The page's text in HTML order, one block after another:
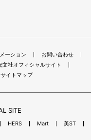
ーション
お問い合わせ
文社オフィシャルサイト
サイトマップ
SITE
HERS Mart
美ST